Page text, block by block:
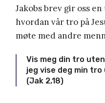
Jakobs brev gir oss
hvordan vår tro på
møte med andre
Vis meg din tro
jeg vise deg min
(Jak 2,18)